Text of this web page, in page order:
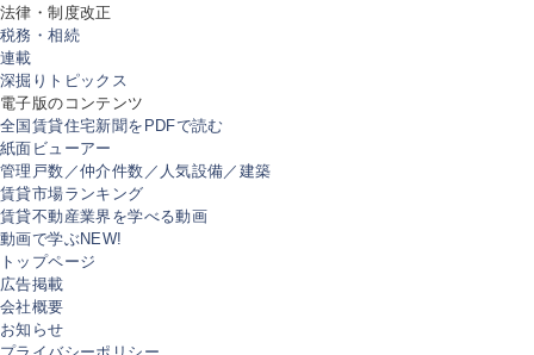
法律・制度改正
税務・相続
連載
深掘りトピックス
電子版のコンテンツ
全国賃貸住宅新聞をPDFで読む
紙面ビューアー
管理戸数／仲介件数／人気設備／建築
賃貸市場ランキング
賃貸不動産業界を学べる動画
動画で学ぶNEW!
トップページ
広告掲載
会社概要
お知らせ